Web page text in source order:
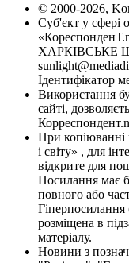
© 2000-2026,
Суб'єкт у сфері
ХАРКІВСЬКЕ
Ідентифікатор
Використання
сайті,
При копіюванні
і світу» , для
відкрите для
Посилання має
повного або
розміщена в
матеріалу.
Новини з